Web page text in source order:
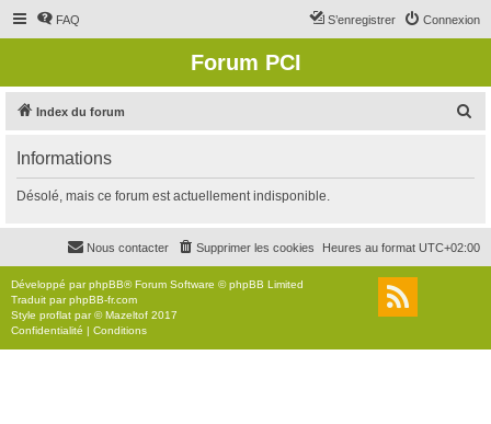
FAQ Connexion
S’enregistrer
Forum PCI
Index du forum
r
c
r
Informations
Désolé, mais ce forum est actuellement indisponible.
Heures au format UTC+02:00
Supprimer les cookies
Nous contacter
Développé parphpBB® Forum Software © phpBB Limited
Traduit parphpBB-fr.com
Style proflat par ©Mazeltof 2017
Confidentialité | Conditions